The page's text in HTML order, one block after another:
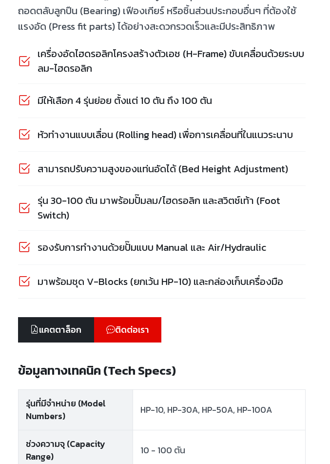
ถอดตลับลูกปืน (Bearing) เฟืองเกียร์ หรือชิ้นส่วนประกอบอื่นๆ ที่ต้องใช้
แรงอัด (Press fit parts) ได้อย่างสะดวกรวดเร็วและมีประสิทธิภาพ
เครื่องอัดไฮดรอลิกโครงสร้างตัวเอช (H-Frame) ขับเคลื่อนด้วยระบบ
ลม-ไฮดรอลิก
มีให้เลือก 4 รุ่นย่อย ตั้งแต่ 10 ตัน ถึง 100 ตัน
หัวทำงานแบบเลื่อน (Rolling head) เพื่อการเคลื่อนที่ในแนวระนาบ
สามารถปรับความสูงของแท่นอัดได้ (Bed Height Adjustment)
รุ่น 30-100 ตัน มาพร้อมปั๊มลม/ไฮดรอลิก และสวิตช์เท้า (Foot
Switch)
รองรับการทำงานด้วยปั๊มแบบ Manual และ Air/Hydraulic
มาพร้อมชุด V-Blocks (ยกเว้น HP-10) และกล่องเก็บเครื่องมือ
แคตตาล็อก ติดต่อเรา
ข้อมูลทางเทคนิค (Tech Specs)
รุ่นที่มีจำหน่าย (Model
Numbers)
HP-10, HP-30A, HP-50A, HP-100A
ช่วงความจุ (Capacity
Range)
10 - 100 ตัน